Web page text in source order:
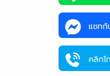
แชทกั
คลิกโ